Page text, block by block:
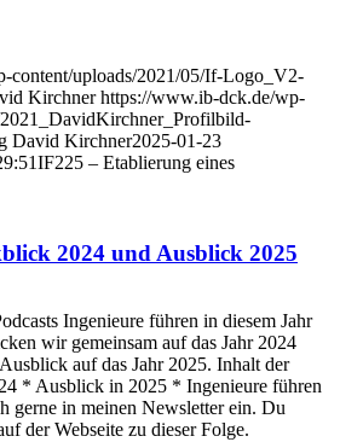
content/uploads/2021/05/If-Logo_V2-
Kirchner https://www.ib-dck.de/wp-
David Kirchner2025-01-23
IF225 – Etablierung eines
2024 und Ausblick 2025
Ingenieure führen in diesem Jahr
wir gemeinsam auf das Jahr 2024
auf das Jahr 2025. Inhalt der
* Ausblick in 2025 * Ingenieure führen
gerne in meinen Newsletter ein. Du
der Webseite zu dieser Folge.